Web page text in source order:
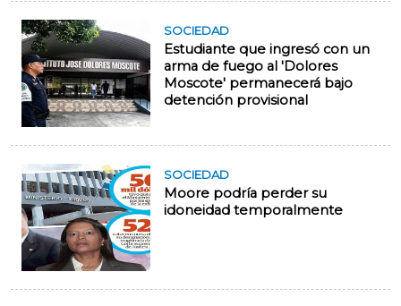
SOCIEDAD
Estudiante que ingresó con un
arma de fuego al 'Dolores
Moscote' permanecerá bajo
detención provisional
SOCIEDAD
Moore podría perder su
idoneidad temporalmente